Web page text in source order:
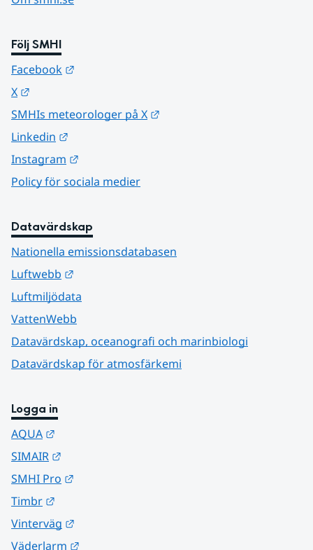
Följ SMHI
Facebook
X
SMHIs meteorologer på X
Linkedin
Instagram
Policy för sociala medier
Datavärdskap
Nationella emissionsdatabasen
Luftwebb
Luftmiljödata
VattenWebb
Datavärdskap, oceanografi och marinbiologi
Datavärdskap för atmosfärkemi
Logga in
AQUA
SIMAIR
SMHI Pro
Timbr
Vinterväg
Väderlarm